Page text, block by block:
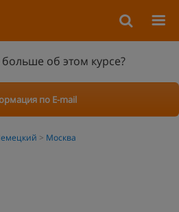
больше об этом курсе?
по E-mail
Москва